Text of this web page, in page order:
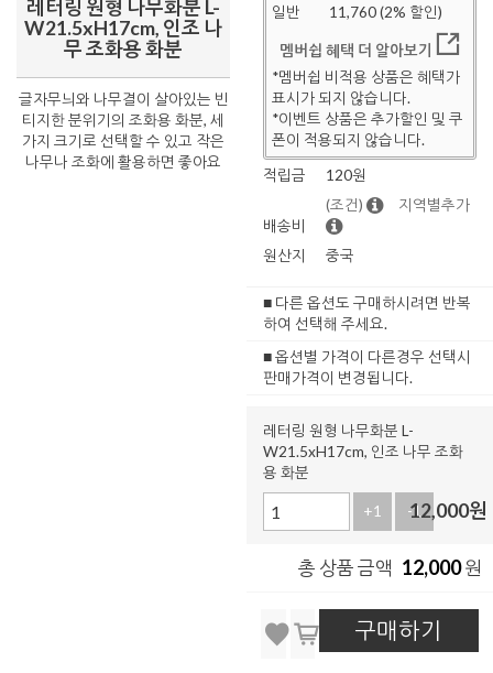
레터링 원형 나무화분 L-
W21.5xH17cm, 인조 나
무 조화용 화분
글자무늬와 나무결이 살아있는 빈
티지한 분위기의 조화용 화분, 세
가지 크기로 선택할 수 있고 작은
나무나 조화에 활용하면 좋아요
일반
11,760 (2% 할인)
멤버쉽 혜택 더 알아보기
*멤버쉽 비적용 상품은 혜택가
표시가 되지 않습니다.
*이벤트 상품은 추가할인 및 쿠
폰이 적용되지 않습니다.
적립금
120원
배송비
(조건) 지역별추가
원산지 중국
■ 다른 옵션도 구매하시려면 반복
하여 선택해 주세요.
■ 옵션별 가격이 다른경우 선택시
판매가격이 변경됩니다.
레터링 원형 나무화분 L-
W21.5xH17cm, 인조 나무 조화
용 화분
+1 -1
12,000원
총 상품 금액 12,000원
구매하기